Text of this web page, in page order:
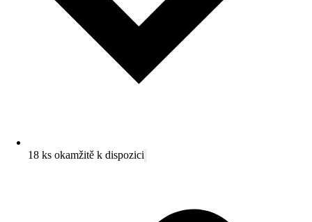
18 ks okamžitě k dispozici